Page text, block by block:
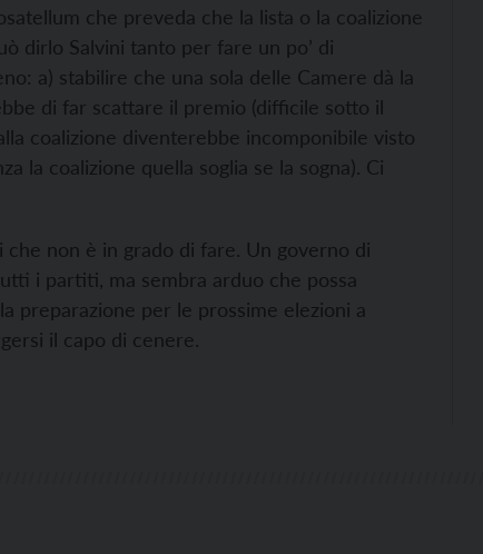
che preveda che la lista o la coalizione
dirlo Salvini tanto per fare un po’ di
a) stabilire che una sola delle Camere dà la
di far scattare il premio (difficile sotto il
coalizione diventerebbe incomponibile visto
la coalizione quella soglia se la sogna). Ci
non è in grado di fare. Un governo di
i partiti, ma sembra arduo che possa
preparazione per le prossime elezioni a
il capo di cenere.